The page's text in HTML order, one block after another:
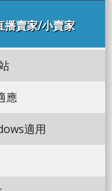
播賣家/小賣家
應
適用